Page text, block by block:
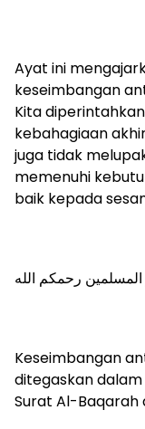
Ayat ini
keseimbangan
Kita
kebahagiaan
juga tidak
memenuhi
baik kepada
رحمكم الله
Keseimbangan
ditegaskan
Surat Al-Baqarah